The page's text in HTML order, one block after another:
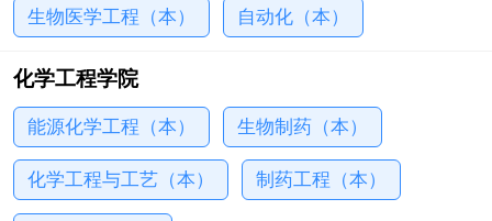
生物医学工程（本） 自动化（本）
化学工程学院
能源化学工程（本） 生物制药（本）
化学工程与工艺（本） 制药工程（本）